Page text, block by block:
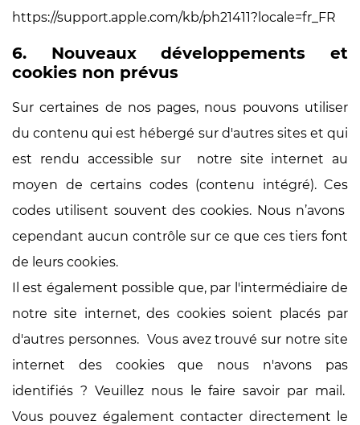
https://support.apple.com/kb/ph21411?locale=fr_FR
6. Nouveaux développements et
cookies non prévus
Sur certaines de nos pages, nous pouvons utiliser
du contenu qui est hébergé sur d'autres sites et qui
est rendu accessible sur notre site internet au
moyen de certains codes (contenu intégré). Ces
codes utilisent souvent des cookies. Nous n’avons
cependant aucun contrôle sur ce que ces tiers font
de leurs cookies.
Il est également possible que, par l'intermédiaire de
notre site internet, des cookies soient placés par
d'autres personnes. Vous avez trouvé sur notre site
internet des cookies que nous n'avons pas
identifiés ? Veuillez nous le faire savoir par mail.
Vous pouvez également contacter directement le